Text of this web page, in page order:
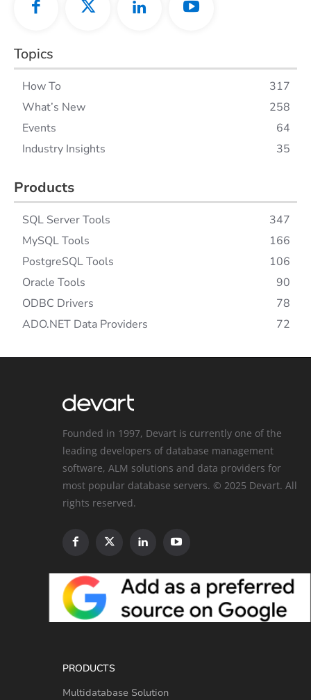
Topics
How To
317
What’s New
258
Events
64
Industry Insights
35
Products
SQL Server Tools
347
MySQL Tools
166
PostgreSQL Tools
106
Oracle Tools
90
ODBC Drivers
78
ADO.NET Data Providers
72
Founded in 1997, Devart is currently one of the
leading developers of database management
software, ALM solutions and data providers for
most popular database servers. © 2025 Devart. All
rights reserved.
PRODUCTS
Multidatabase Solution